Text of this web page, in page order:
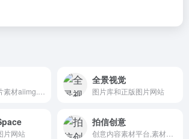
全景视觉
图片库和正版图片网站
片网站
拍信创意